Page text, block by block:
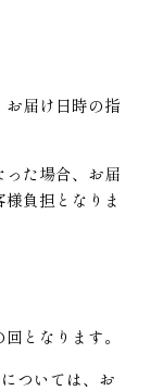
届け日時の指
た場合、お届
負担となりま
となります。
ついては、お